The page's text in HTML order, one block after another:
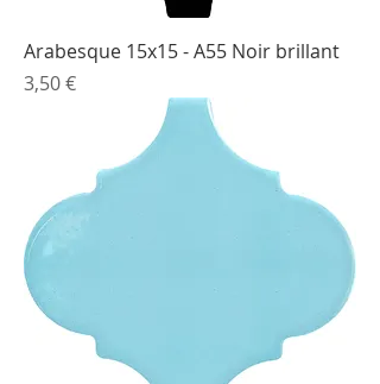
Arabesque 15x15 - A55 Noir brillant
Prix
3,50 €